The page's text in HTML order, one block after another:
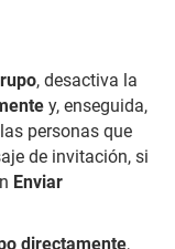
, desactiva la
y, enseguida,
personas que
de invitación, si
Enviar
directamente,